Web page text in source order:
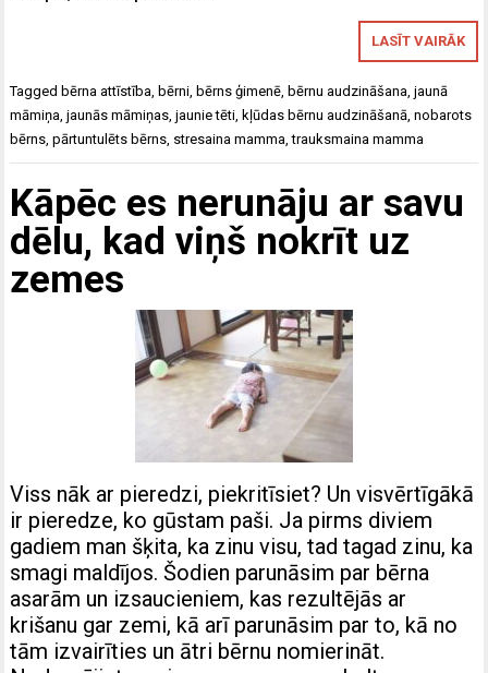
LASĪT VAIRĀK
Taggedbērna attīstība ,bērni ,bērns ģimenē ,bērnu audzināšana ,jaunā
māmiņa ,jaunās māmiņas ,jaunie tēti ,kļūdas bērnu audzināšanā ,nobarots
bērns ,pārtuntulēts bērns stresaina mamma ,trauksmaina mamma
Kāpēc es nerunāju ar savu
dēlu, kad viņš nokrīt uz
zemes
Viss nāk ar pieredzi, piekritīsiet? Un visvērtīgākā
ir pieredze, ko gūstam paši. Ja pirms diviem
gadiem man šķita, ka zinu visu, tad tagad zinu, ka
smagi maldījos. Šodien parunāsim par bērna
asarām un izsaucieniem, kas rezultējās ar
krišanu gar zemi, kā arī parunāsim par to, kā no
tām izvairīties un ātri bērnu nomierināt.